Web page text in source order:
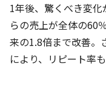
1年後、驚くべき変
らの売上が全体の60
来の1.8倍まで改善。
により、リピート率